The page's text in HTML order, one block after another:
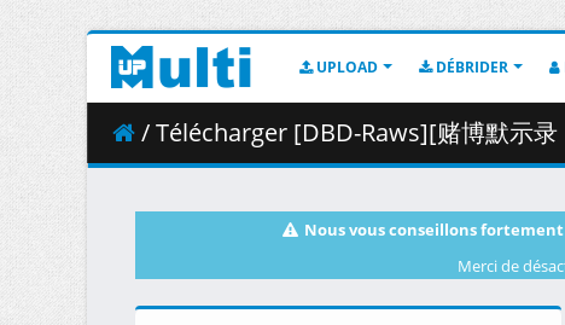
UPLOAD DÉBRIDER
/ Télécharger [DBD-Raws][赌博默示录：破
Nous vous conseillons
Merci de